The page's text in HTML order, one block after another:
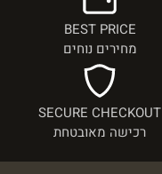
BEST PRICE
מחירים נוחים
SECURE CHECKOUT
רכישה מאובטחת